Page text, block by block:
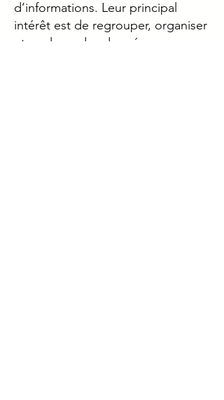
d’informations. Leur principal
intérêt est de regrouper, organiser
et explorer des données